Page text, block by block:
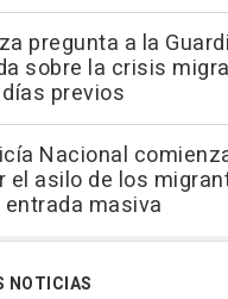
pregunta a la
sobre la crisis
previos
Nacional
el asilo de los
masiva
NOTICIAS